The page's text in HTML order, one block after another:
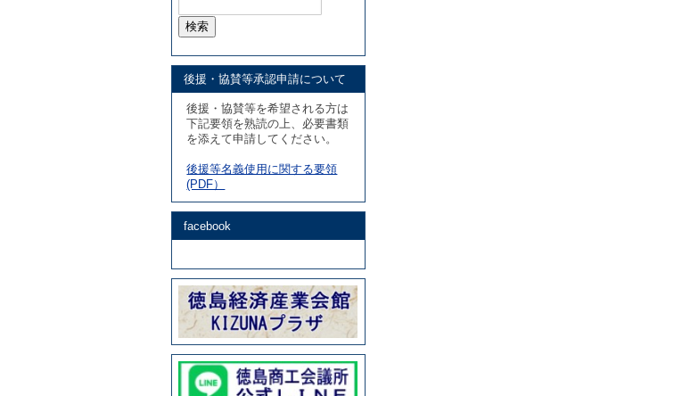
索:
後援・協賛等承認申請について
後援・協賛等を希望される方は
下記要領を熟読の上、必要書類
を添えて申請してください。
後援等名義使用に関する要領
(PDF）
facebook